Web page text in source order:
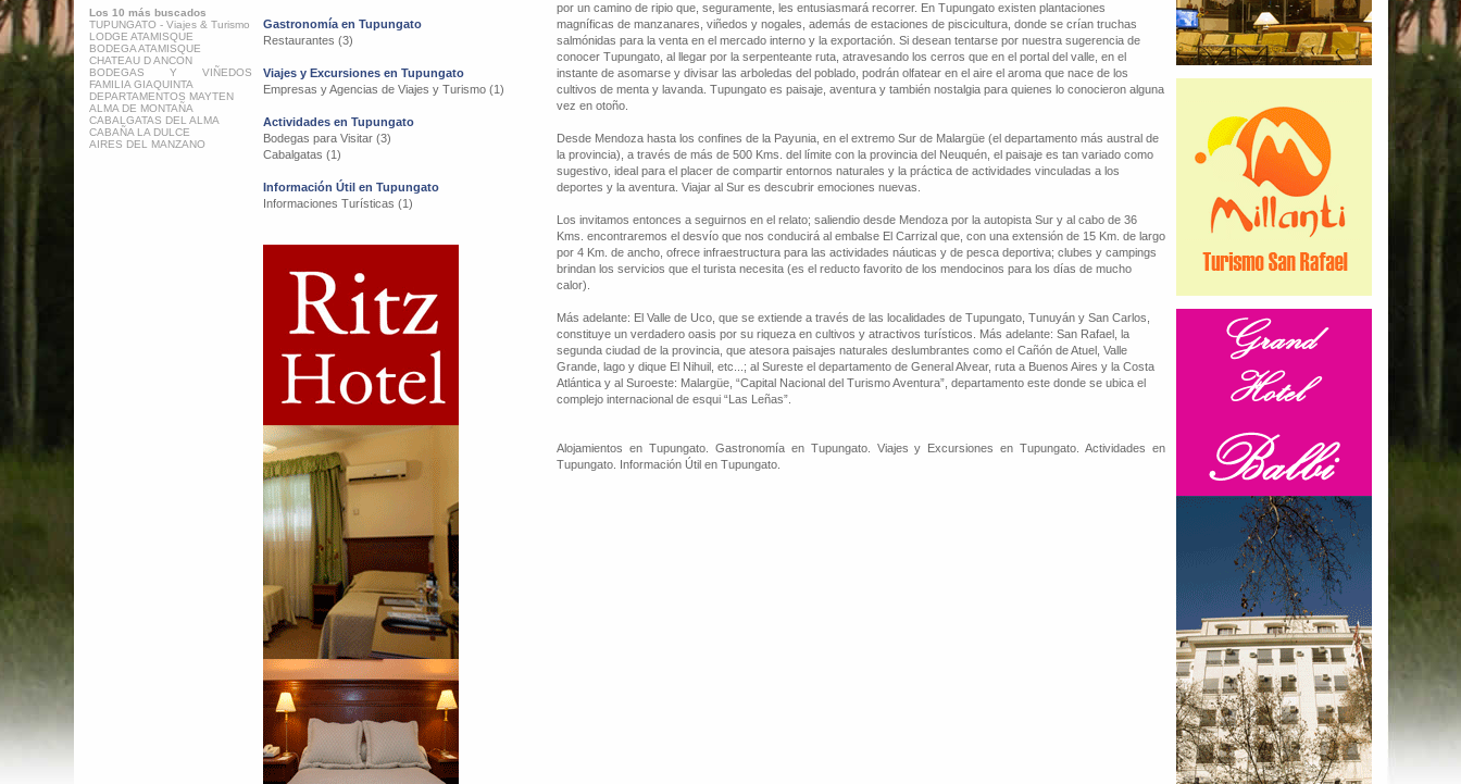
Los 10 más buscados
TUPUNGATO - Viajes & Turismo
LODGE ATAMISQUE
BODEGA ATAMISQUE
CHATEAU D ANCON
BODEGAS Y VIÑEDOS
FAMILIA GIAQUINTA
DEPARTAMENTOS MAYTEN
ALMA DE MONTAÑA
CABALGATAS DEL ALMA
CABAÑA LA DULCE
AIRES DEL MANZANO
Gastronomía en Tupungato
Restaurantes (3)
Viajes y Excursiones en Tupungato
Empresas y Agencias de Viajes y Turismo (1)
Actividades en Tupungato
Bodegas para Visitar (3)
Cabalgatas (1)
Información Útil en Tupungato
Informaciones Turísticas (1)
por un camino de ripio que, seguramente, les entusiasmará recorrer. En Tupungato existen plantaciones
magníficas de manzanares, viñedos y nogales, además de estaciones de piscicultura, donde se crían truchas
salmónidas para la venta en el mercado interno y la exportación. Si desean tentarse por nuestra sugerencia de
conocer Tupungato, al llegar por la serpenteante ruta, atravesando los cerros que en el portal del valle, en el
instante de asomarse y divisar las arboledas del poblado, podrán olfatear en el aire el aroma que nace de los
cultivos de menta y lavanda. Tupungato es paisaje, aventura y también nostalgia para quienes lo conocieron alguna
vez en otoño.
Desde Mendoza hasta los confines de la Payunia, en el extremo Sur de Malargüe (el departamento más austral de
la provincia), a través de más de 500 Kms. del límite con la provincia del Neuquén, el paisaje es tan variado como
sugestivo, ideal para el placer de compartir entornos naturales y la práctica de actividades vinculadas a los
deportes y la aventura. Viajar al Sur es descubrir emociones nuevas.
Los invitamos entonces a seguirnos en el relato; saliendio desde Mendoza por la autopista Sur y al cabo de 36
Kms. encontraremos el desvío que nos conducirá al embalse El Carrizal que, con una extensión de 15 Km. de largo
por 4 Km. de ancho, ofrece infraestructura para las actividades náuticas y de pesca deportiva; clubes y campings
brindan los servicios que el turista necesita (es el reducto favorito de los mendocinos para los días de mucho
calor).
Más adelante: El Valle de Uco, que se extiende a través de las localidades de Tupungato, Tunuyán y San Carlos,
constituye un verdadero oasis por su riqueza en cultivos y atractivos turísticos. Más adelante: San Rafael, la
segunda ciudad de la provincia, que atesora paisajes naturales deslumbrantes como el Cañón de Atuel, Valle
Grande, lago y dique El Nihuil, etc...; al Sureste el departamento de General Alvear, ruta a Buenos Aires y la Costa
Atlántica y al Suroeste: Malargüe, “Capital Nacional del Turismo Aventura”, departamento este donde se ubica el
complejo internacional de esqui “Las Leñas”.
Alojamientos en Tupungato. Gastronomía en Tupungato. Viajes y Excursiones en Tupungato. Actividades en
Tupungato. Información Útil en Tupungato.